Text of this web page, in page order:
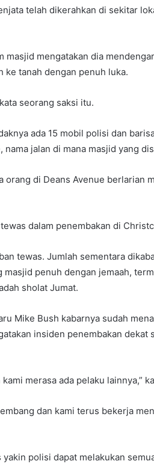
telah dikerahkan di sekitar
masjid mengatakan dia
ke tanah dengan penuh luka.
seorang saksi itu.
ada 15 mobil polisi dan
nama jalan di mana masjid yang
orang di Deans Avenue berlarian
dalam penembakan di
tewas. Jumlah sementara
penuh dengan jemaah,
sholat Jumat.
Mike Bush kabarnya sudah
insiden penembakan dekat
merasa ada pelaku lainnya,”
dan kami terus bekerja
yakin polisi dapat melakukan